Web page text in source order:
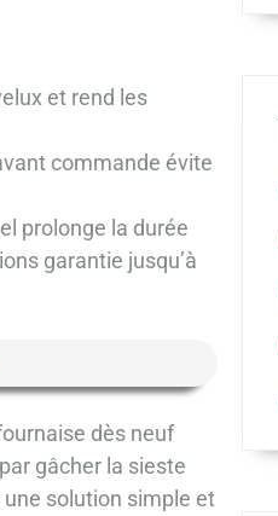
et rend les
commande évite
prolonge la durée
garantie jusqu’à
dès neuf
gâcher la sieste
solution simple et